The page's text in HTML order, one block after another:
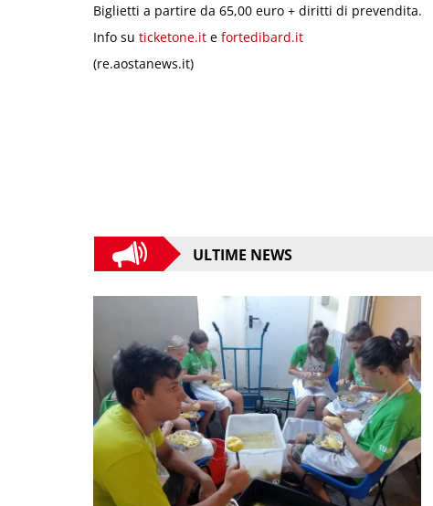
Biglietti a partire da 65,00 euro + diritti di prevendita.
Info su ticketone.it e fortedibard.it
(re.aostanews.it)
ULTIME NEWS